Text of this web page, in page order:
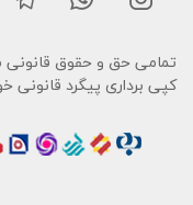
تمامی حق و حقوق
کپی برداری پیگرد قانونی